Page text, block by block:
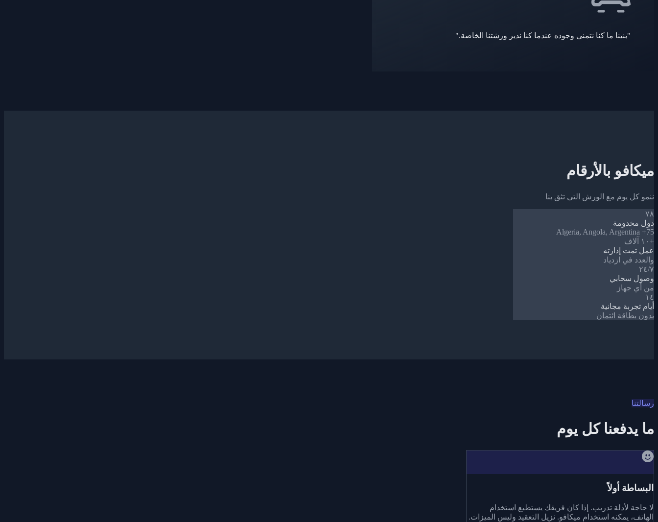
"بنينا ما كنا نتمنى وجوده عندما كنا ندير ورشتنا الخاصة."
ميكافو بالأرقام
ننمو كل يوم مع الورش التي تثق بنا
٧٨
دول مخدومة
Algeria, Angola, Argentina +75
+١٠ آلاف
عمل تمت إدارته
والعدد في ازدياد
٢٤/٧
وصول سحابي
من أي جهاز
١٤
أيام تجربة مجانية
بدون بطاقة ائتمان
رسالتنا
ما يدفعنا كل يوم
البساطة أولاً
لا حاجة لأدلة تدريب. إذا كان فريقك يستطيع استخدام
الهاتف، يمكنه استخدام ميكافو. نزيل التعقيد وليس الميزات.